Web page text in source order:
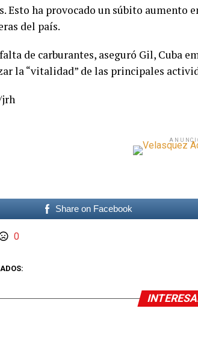
Esto ha provocado un súbito aumento
del país.
de carburantes, aseguró Gil, Cuba
la “vitalidad” de las principales
Share on Facebook
0